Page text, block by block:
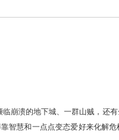
崩溃的地下城、一群山贼，还
智慧和一点点变态爱好来化解